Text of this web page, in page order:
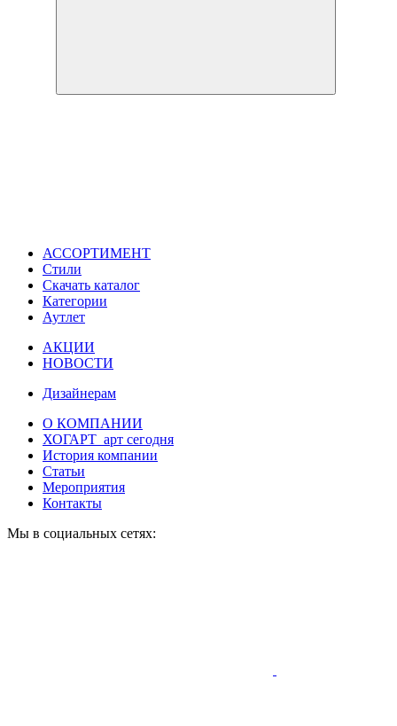
АССОРТИМЕНТ
Стили
Скачать каталог
Категории
Аутлет
АКЦИИ
НОВОСТИ
Дизайнерам
О КОМПАНИИ
ХОГАРТ_арт сегодня
История компании
Статьи
Мероприятия
Контакты
Мы в социальных сетях: